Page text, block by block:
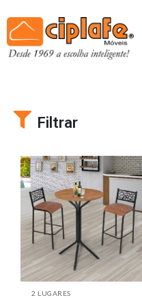
Filtrar
2 LUGARES